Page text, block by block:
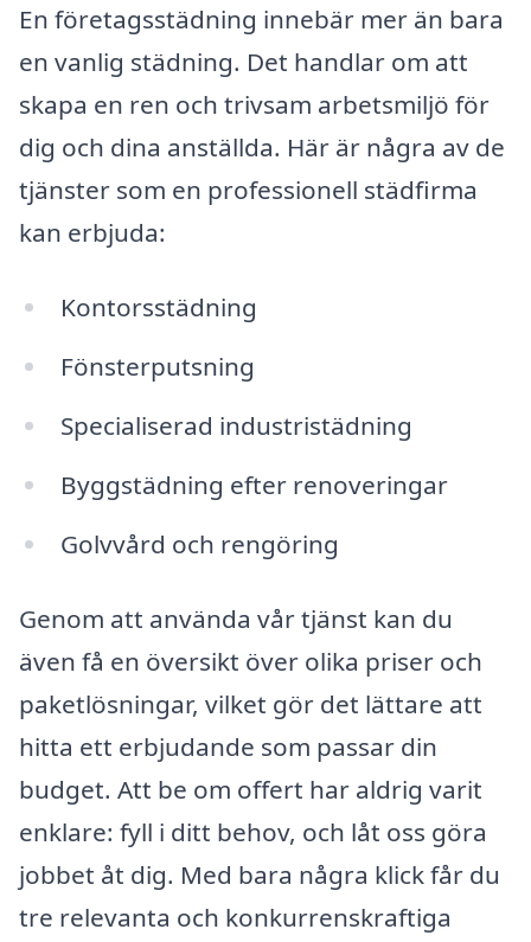
En företagsstädning innebär mer än bara
en vanlig städning. Det handlar om att
skapa en ren och trivsam arbetsmiljö för
dig och dina anställda. Här är några av de
tjänster som en professionell städfirma
kan erbjuda:
Kontorsstädning
Fönsterputsning
Specialiserad industristädning
Byggstädning efter renoveringar
Golvvård och rengöring
Genom att använda vår tjänst kan du
även få en översikt över olika priser och
paketlösningar, vilket gör det lättare att
hitta ett erbjudande som passar din
budget. Att be om offert har aldrig varit
enklare: fyll i ditt behov, och låt oss göra
jobbet åt dig. Med bara några klick får du
tre relevanta och konkurrenskraftiga